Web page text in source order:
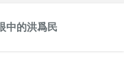
中的洪爲民